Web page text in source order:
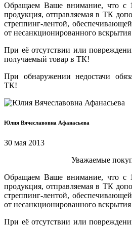
Обращаем Ваше внимание, что с
продукция, отправляемая в ТК
стреппинг-лентой,
от несанкционированного
При её отсутствии или
получаемый товар в ТК!
При обнаружении недостачи
ТК!
Юлия Вячеславовна Афанасьева
30 мая 2013
Уважаемые
Обращаем Ваше внимание, что с
продукция, отправляемая в ТК
стреппинг-лентой,
от несанкционированного
При её отсутствии или